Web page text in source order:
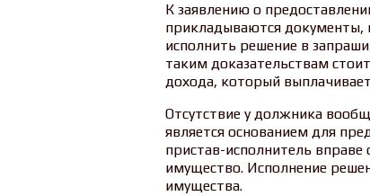
К заявлению о
прикладываются
исполнить решение в
таким доказательствам
дохода, который
Отсутствие у должника
является основанием для
пристав-исполнитель
имущество. Исполнение
имущества.